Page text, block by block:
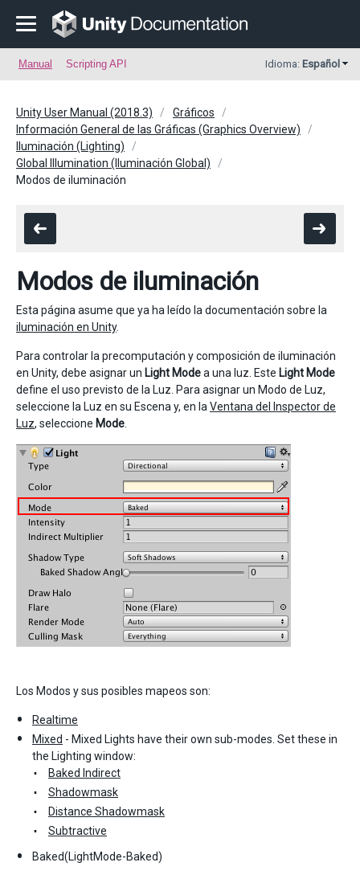
Manual Scripting API Idioma: Español
Unity User Manual (2018.3)
Gráficos
Información General de las Gráficas (Graphics Overview)
Iluminación (Lighting)
Global Illumination (Iluminación Global)
Modos de iluminación
Modos de iluminación
Esta página asume que ya ha leído la documentación sobre la
iluminación en Unity.
Para controlar la precomputación y composición de iluminación
en Unity, debe asignar un Light Modea una luz. Este Light Mode
define el uso previsto de la Luz. Para asignar un Modo de Luz,
seleccione la Luz en su Escena y, en la Ventana del Inspector de
Luz, seleccione Mode
Los Modos y sus posibles mapeos son:
Realtime
Mixed - Mixed Lights have their own sub-modes. Set these in
the Lighting window:
Baked Indirect
Shadowmask
Distance Shadowmask
Subtractive
Baked(LightMode-Baked)